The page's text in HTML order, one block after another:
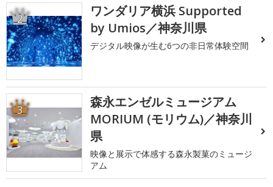
2
ワンダリア横浜 Supported
by Umios／神奈川県
デジタル映像が生む6つの非日常体験空間
3
森永エンゼルミュージアム
MORIUM (モリウム)／神奈川
県
映像と展示で体感する森永製菓のミュージ
アム